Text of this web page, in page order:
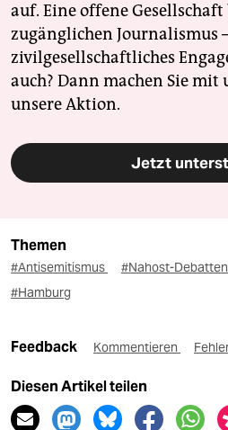
auf. Eine offene
zugänglichen Journalismus
zivilgesellschaftliches
auch? Dann machen Sie
unsere Aktion.
Jetzt
Themen
#Antisemitismus #Nahost-Debatten
#Hamburg
Feedback Kommentieren
Diesen Artikel teilen